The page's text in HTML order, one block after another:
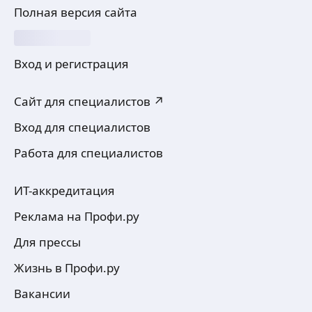
Полная версия сайта
Вход и регистрация
Сайт для специалистов ↗
Вход для специалистов
Работа для специалистов
ИТ-аккредитация
Реклама на Профи.ру
Для прессы
Жизнь в Профи.ру
Вакансии